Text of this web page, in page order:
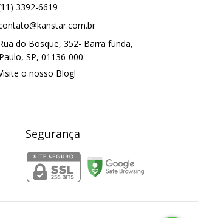
3392-6619
do Bosque, 352- Barra funda,
SP, 01136-000
o nosso Blog!
Segurança